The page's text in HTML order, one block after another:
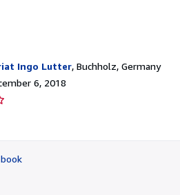
Ingo Lutter, Buchholz, Germany
6, 2018